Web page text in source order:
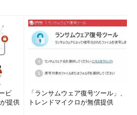
ビ
提供
「ランサムウェア復号ツール」、
トレンドマイクロが無償提供